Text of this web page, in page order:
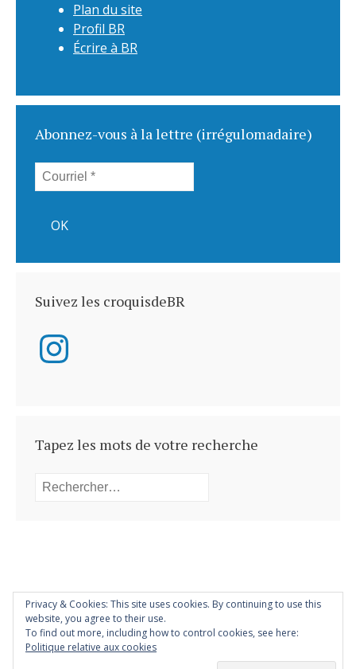
Plan du site
Profil BR
Écrire à BR
Abonnez-vous à la lettre (irrégulomadaire)
Suivez les croquisdeBR
Instagram
Tapez les mots de votre recherche
Rechercher :
Powered byWordPress. Semicolon Theme by
Privacy & Cookies: This site uses cookies. By continuing to use this
website, you agree to their use.
To find out more, including how to control cookies, see here:
Politique relative aux cookies